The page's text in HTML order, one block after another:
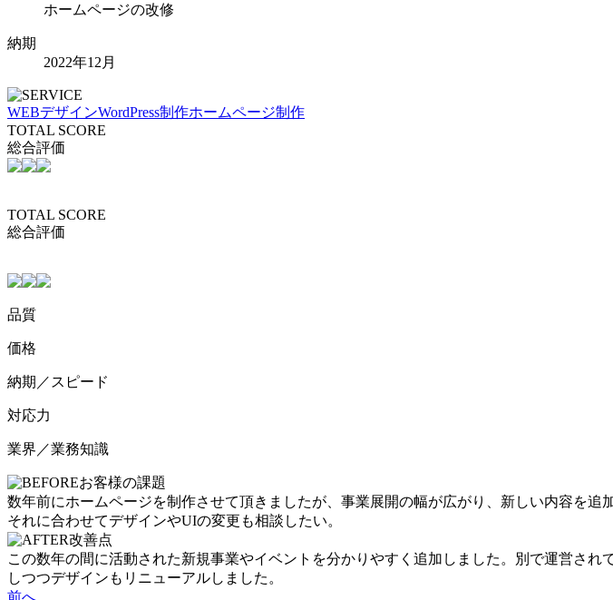
ホームページの改修
納期
2022年12月
WEBデザインWordPress制作ホームページ制作
TOTAL SCORE
総合評価
TOTAL SCORE
総合評価
品質
価格
納期／スピード
対応力
業界／業務知識
お客様の課題
数年前にホームページを制作させて頂きましたが、事業展開の幅が広がり、新しい内容を追
それに合わせてデザインやUIの変更も相談したい。
改善点
この数年の間に活動された新規事業やイベントを分かりやすく追加しました。別で運営さ
しつつデザインもリニューアルしました。
前へ